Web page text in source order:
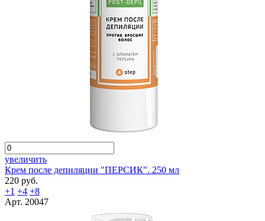
увеличить
Крем после депиляции "ПЕРСИК". 250 мл
220 руб.
+1 +4 +8
Арт. 20047